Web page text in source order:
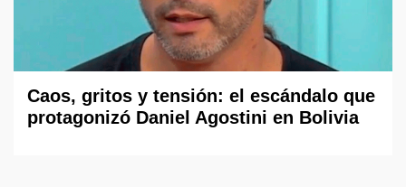
Caos, gritos y tensión: el escándalo que
protagonizó Daniel Agostini en Bolivia